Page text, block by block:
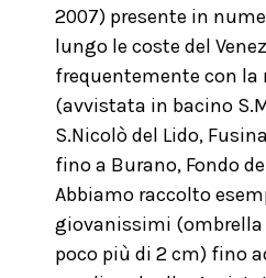
2007) presente in
lungo le coste del
frequentemente con la
(avvistata in bacino
S.Nicolò del Lido,
fino a Burano, Fondo
Abbiamo raccolto
giovanissimi
poco più di 2 cm) fino